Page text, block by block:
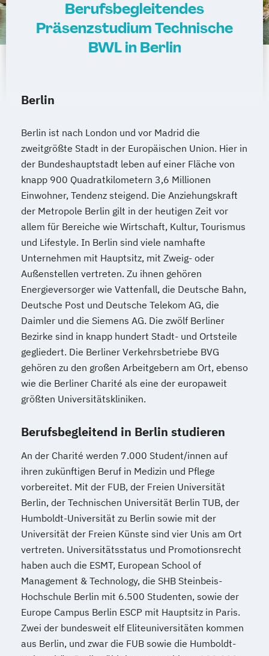
Berufsbegleitendes
Präsenzstudium Technische
BWL in Berlin
Berlin
Berlin ist nach London und vor Madrid die
zweitgrößte Stadt in der Europäischen Union. Hier in
der Bundeshauptstadt leben auf einer Fläche von
knapp 900 Quadratkilometern 3,6 Millionen
Einwohner, Tendenz steigend. Die Anziehungskraft
der Metropole Berlin gilt in der heutigen Zeit vor
allem für Bereiche wie Wirtschaft, Kultur, Tourismus
und Lifestyle. In Berlin sind viele namhafte
Unternehmen mit Hauptsitz, mit Zweig- oder
Außenstellen vertreten. Zu ihnen gehören
Energieversorger wie Vattenfall, die Deutsche Bahn,
Deutsche Post und Deutsche Telekom AG, die
Daimler und die Siemens AG. Die zwölf Berliner
Bezirke sind in knapp hundert Stadt- und Ortsteile
gegliedert. Die Berliner Verkehrsbetriebe BVG
gehören zu den großen Arbeitgebern am Ort, ebenso
wie die Berliner Charité als eine der europaweit
größten Universitätskliniken.
Berufsbegleitend in Berlin studieren
An der Charité werden 7.000 Student/innen auf
ihren zukünftigen Beruf in Medizin und Pflege
vorbereitet. Mit der FUB, der Freien Universität
Berlin, der Technischen Universität Berlin TUB, der
Humboldt-Universität zu Berlin sowie mit der
Universität der Freien Künste sind vier Unis am Ort
vertreten. Universitätsstatus und Promotionsrecht
haben auch die ESMT, European School of
Management & Technology, die SHB Steinbeis-
Hochschule Berlin mit 6.500 Studenten, sowie der
Europe Campus Berlin ESCP mit Hauptsitz in Paris.
Zwei der bundesweit elf Eliteuniversitäten kommen
aus Berlin, und zwar die FUB sowie die Humboldt-